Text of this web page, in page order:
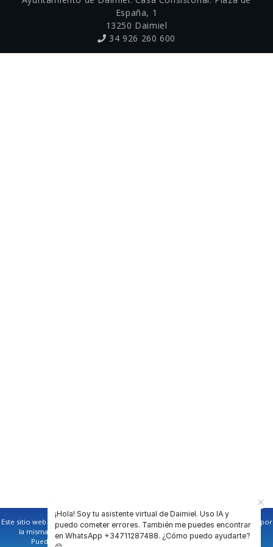
Delegación de Medio Ambiente
Delegación de Promoción Económica y
España, 1
13250 Daimiel
34 926 260 600
Este sitio web utiliza cookies propias y de terceros para facilitar la navegación por
la misma y obtener datos estadísticos de la navegación de los usuarios.
Puede obtener más información en nuestrapolítica de cookies
¡Hola! Soy tu asistente virtual de Daimiel. Uso IA y
puedo cometer errores. También me puedes encontrar
en WhatsApp +34711287488. ¿Cómo puedo ayudarte?